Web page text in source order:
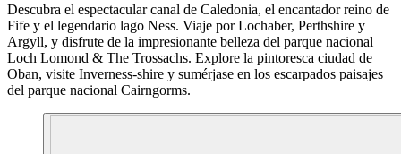
Descubra el espectacular canal de Caledonia, el encantador reino de
Fife y el legendario lago Ness. Viaje por Lochaber, Perthshire y
Argyll, y disfrute de la impresionante belleza del parque nacional
Loch Lomond & The Trossachs. Explore la pintoresca ciudad de
Oban, visite Inverness-shire y sumérjase en los escarpados paisajes
del parque nacional Cairngorms.